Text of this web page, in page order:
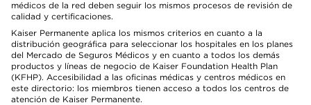
médicos de la red deben seguir los mismos procesos de revisión de
calidad y certificaciones.
Kaiser Permanente aplica los mismos criterios en cuanto a la
distribución geográfica para seleccionar los hospitales en los planes
del Mercado de Seguros Médicos y en cuanto a todos los demás
productos y líneas de negocio de Kaiser Foundation Health Plan
(KFHP). Accesibilidad a las oficinas médicas y centros médicos en
este directorio: los miembros tienen acceso a todos los centros de
atención de Kaiser Permanente.